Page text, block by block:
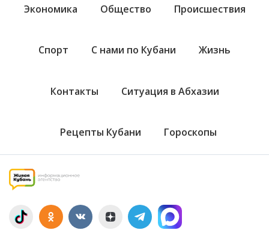
Экономика Общество Происшествия
Спорт С нами по Кубани Жизнь
Контакты Ситуация в Абхазии
Рецепты Кубани Гороскопы